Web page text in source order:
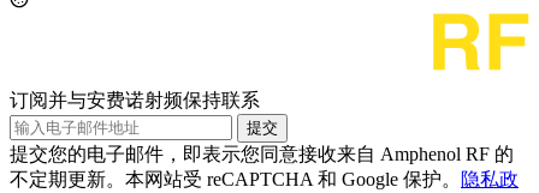
订阅并与安费诺射频保持联系
提交
提交您的电子邮件，即表示您同意接收来自 Amphenol RF 的
不定期更新。本网站受 reCAPTCHA 和 Google 保护。
隐私政